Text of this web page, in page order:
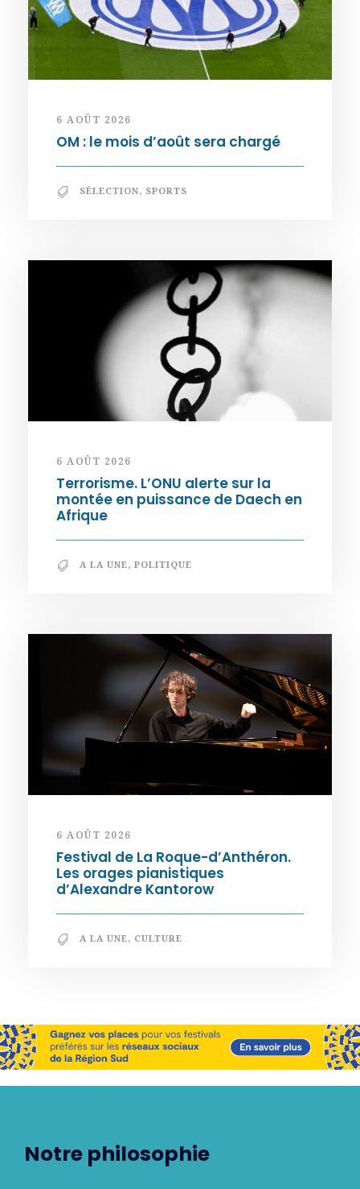
6 AOÛT 2026
OM : le mois d’août sera chargé
SÉLECTION, SPORTS
6 AOÛT 2026
Terrorisme. L’ONU alerte sur la
montée en puissance de Daech en
Afrique
A LA UNE, POLITIQUE
6 AOÛT 2026
Festival de La Roque-d’Anthéron.
Les orages pianistiques
d’Alexandre Kantorow
A LA UNE, CULTURE
Notre philosophie